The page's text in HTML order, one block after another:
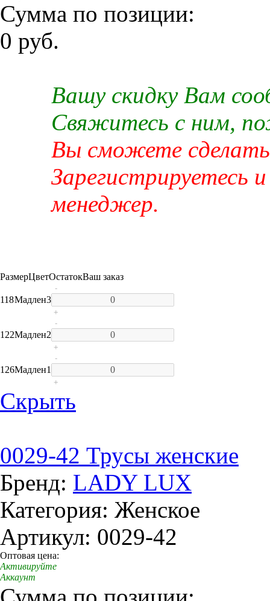
Сумма по позиции:
0 руб.
Вашу скидку Вам
Свяжитесь с ним,
Вы сможете сделать
Зарегистрируетесь
менеджер.
РазмерЦветОстатокВаш заказ
118Мадлен3
-
+
122Мадлен2
-
+
126Мадлен1
-
+
Скрыть
0029-42 Трусы женские
Бренд: LADY LUX
Категория: Женское
Артикул: 0029-42
Оптовая цена:
Активируйте
Аккаунт